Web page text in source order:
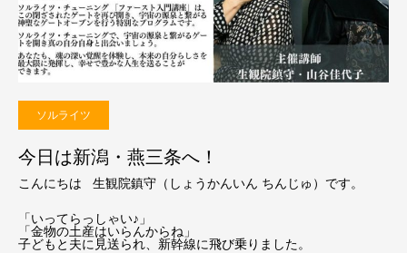
ソルライツ
今日は新潟・燕三条へ！
こんにちは 生観院鎮守（しょうかんいん ちんじゅ）です。
「いってらっしゃい♪」
「金物の土産はいらんからね」
子どもと夫に見送られ、新幹線に飛び乗りました。